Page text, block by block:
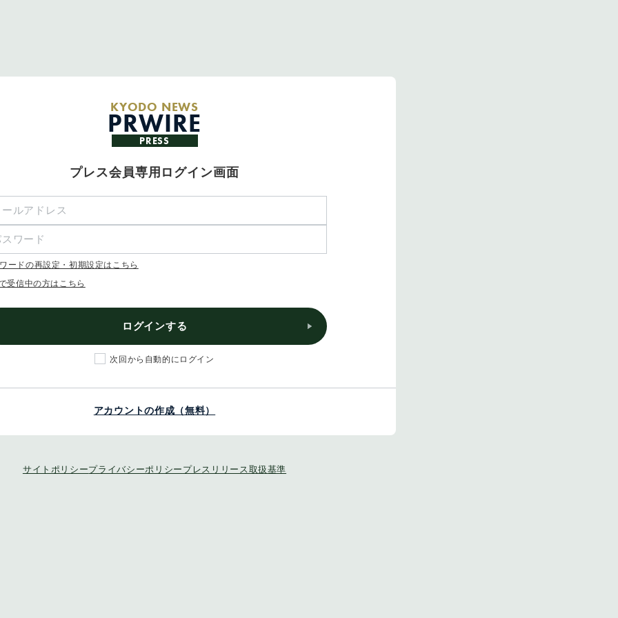
KYODO NEWS
PRWIRE
PRESS
プレス会員専用ログイン画面
ードの再設定・初期設定はこちら
受信中の方はこちら
ログインする
次回から自動的にログイン
アカウントの作成（無料）
サイトポリシープライバシーポリシー プレスリリース取扱基準